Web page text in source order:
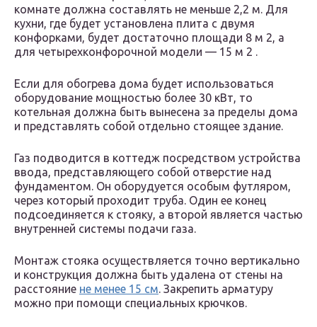
комнате должна составлять не меньше 2,2 м. Для
кухни, где будет установлена плита с двумя
конфорками, будет достаточно площади 8 м 2, а
для четырехконфорочной модели — 15 м 2 .
Если для обогрева дома будет использоваться
оборудование мощностью более 30 кВт, то
котельная должна быть вынесена за пределы дома
и представлять собой отдельно стоящее здание.
Газ подводится в коттедж посредством устройства
ввода, представляющего собой отверстие над
фундаментом. Он оборудуется особым футляром,
через который проходит труба. Один ее конец
подсоединяется к стояку, а второй является частью
внутренней системы подачи газа.
Монтаж стояка осуществляется точно вертикально
и конструкция должна быть удалена от стены на
расстояние не менее 15 см. Закрепить арматуру
можно при помощи специальных крючков.